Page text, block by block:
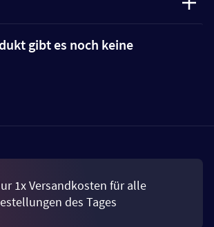
gibt es noch keine
1x Versandkosten für alle
des Tages